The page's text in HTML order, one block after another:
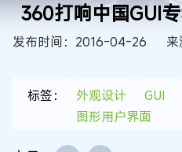
360打响中国GUI
发布时间：2016-04-26
标签： 外观设计 GUI
图形用户界面